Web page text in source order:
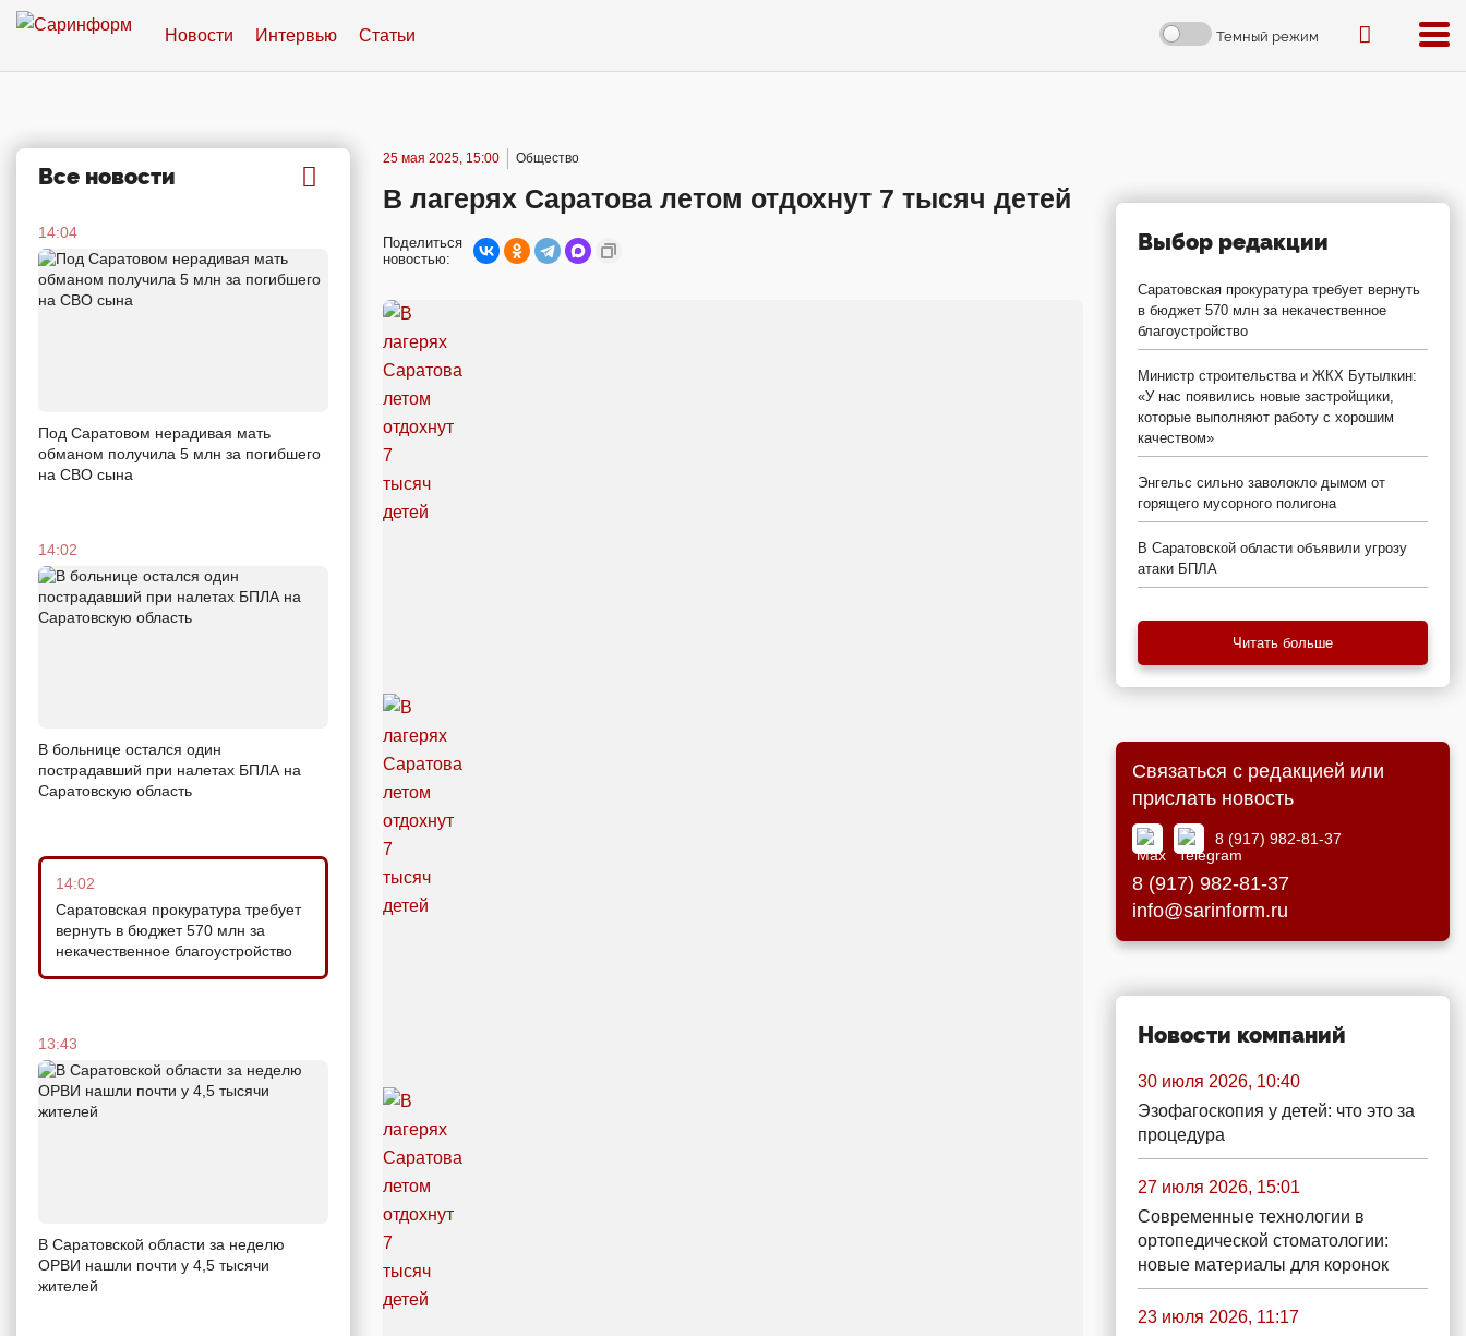
Новости Интервью Статьи Темный режим
Все новости
14:04
Под Саратовом нерадивая мать
обманом получила 5 млн за погибшего
на СВО сына
14:02
В больнице остался один
пострадавший при налетах БПЛА на
Саратовскую область
14:02
Саратовская прокуратура требует
вернуть в бюджет 570 млн за
некачественное благоустройство
13:43
В Саратовской области за неделю
ОРВИ нашли почти у 4,5 тысячи
жителей
25 мая 2025, 15:00 Общество
В лагерях Саратова летом отдохнут 7 тысяч детей
Поделиться
новостью:
Выбор редакции
Саратовская прокуратура требует вернуть
в бюджет 570 млн за некачественное
благоустройство
Министр строительства и ЖКХ Бутылкин:
«У нас появились новые застройщики,
которые выполняют работу с хорошим
качеством»
Энгельс сильно заволокло дымом от
горящего мусорного полигона
В Саратовской области объявили угрозу
атаки БПЛА
Читать больше
Связаться с редакцией или
прислать новость
8 (917) 982-81-37
8 (917) 982-81-37
info@sarinform.ru
Новости компаний
30 июля 2026, 10:40
Эзофагоскопия у детей: что это за
процедура
27 июля 2026, 15:01
Современные технологии в
ортопедической стоматологии:
новые материалы для коронок
23 июля 2026, 11:17